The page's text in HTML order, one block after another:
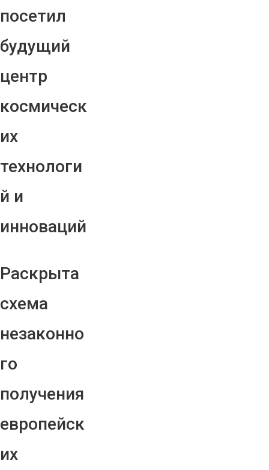
посетил
будущий
центр
космическ
их
технологи
й и
инноваций
Раскрыта
схема
незаконно
го
получения
европейск
их